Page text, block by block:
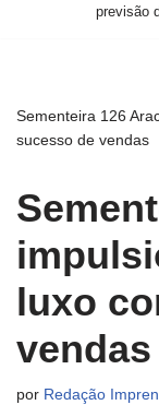
previsão
Sementeira 126
sucesso de vendas
luxo
vendas
por Redação